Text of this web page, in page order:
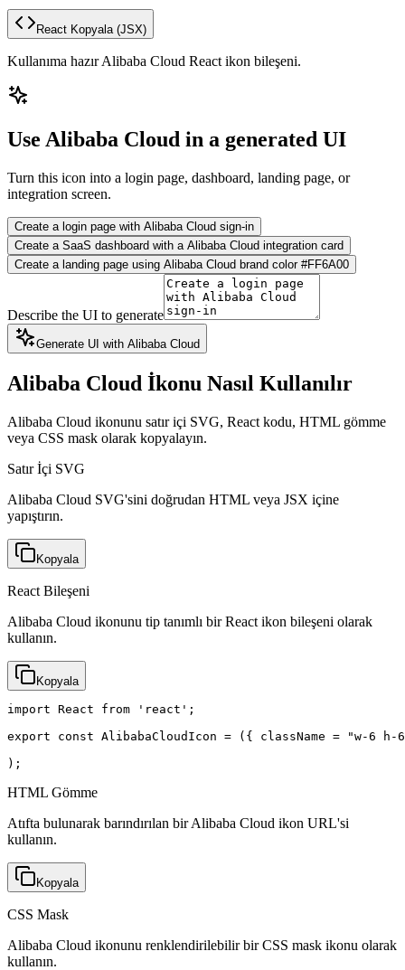
React Kopyala (JSX)
Kullanıma hazır Alibaba Cloud React ikon bileşeni.
Use Alibaba Cloud in a generated UI
Turn this icon into a login page, dashboard, landing page, or
integration screen.
Create a login page with Alibaba Cloud sign-in
Create a SaaS dashboard with a Alibaba Cloud integration card
Create a landing page using Alibaba Cloud brand color #FF6A00
Describe the UI to generate
Generate UI with Alibaba Cloud
Alibaba Cloud İkonu Nasıl Kullanılır
Alibaba Cloud ikonunu satır içi SVG, React kodu, HTML gömme
veya CSS mask olarak kopyalayın.
Satır İçi SVG
Alibaba Cloud SVG'sini doğrudan HTML veya JSX içine
yapıştırın.
Kopyala
React Bileşeni
Alibaba Cloud ikonunu tip tanımlı bir React ikon bileşeni olarak
kullanın.
Kopyala
import React from 'react';
export const AlibabaCloudIcon = ({ className = "w-6
);
HTML Gömme
Atıfta bulunarak barındırılan bir Alibaba Cloud ikon URL'si
kullanın.
Kopyala
CSS Mask
Alibaba Cloud ikonunu renklendirilebilir bir CSS mask ikonu olarak
kullanın.